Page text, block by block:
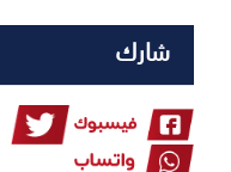
شارك